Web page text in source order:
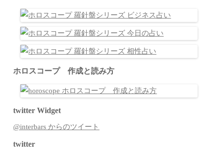
ホロスコープ 作成と読み方
twitter Widget
@interbars からのツイート
twitter